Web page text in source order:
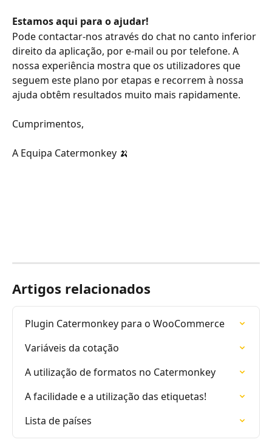
Estamos aqui para o ajudar!
Pode contactar-nos através do chat no canto inferior
direito da aplicação, por e-mail ou por telefone. A
nossa experiência mostra que os utilizadores que
seguem este plano por etapas e recorrem à nossa
ajuda obtêm resultados muito mais rapidamente.
Cumprimentos,
A Equipa Catermonkey 🍌
Artigos relacionados
Plugin Catermonkey para o WooCommerce
Variáveis da cotação
A utilização de formatos no Catermonkey
A facilidade e a utilização das etiquetas!
Lista de países